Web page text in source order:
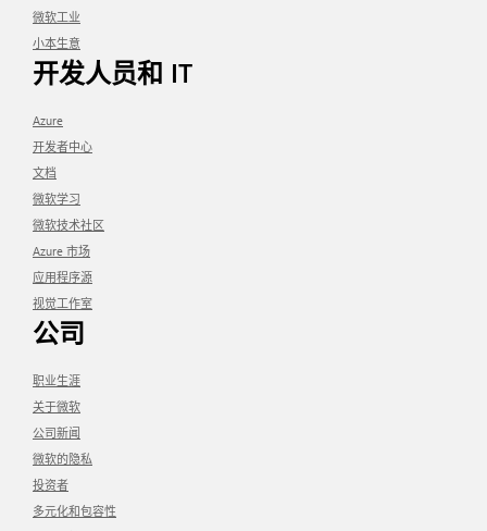
微软工业
小本生意
开发人员和 IT
Azure
开发者中心
文档
微软学习
微软技术社区
Azure 市场
应用程序源
视觉工作室
公司
职业生涯
关于微软
公司新闻
微软的隐私
投资者
多元化和包容性